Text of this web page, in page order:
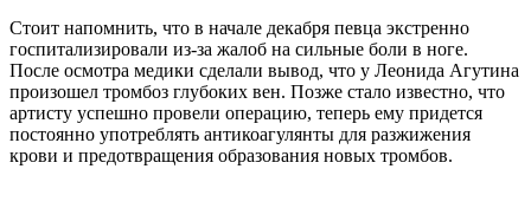
Стоит напомнить, что в начале декабря певца экстренно
госпитализировали из-за жалоб на сильные боли в ноге.
После осмотра медики сделали вывод, что у Леонида Агутина
произошел тромбоз глубоких вен. Позже стало известно, что
артисту успешно провели операцию, теперь ему придется
постоянно употреблять антикоагулянты для разжижения
крови и предотвращения образования новых тромбов.